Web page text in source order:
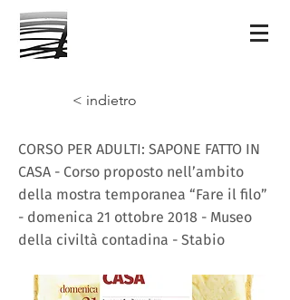
< indietro
CORSO PER ADULTI: SAPONE FATTO IN
CASA - Corso proposto nell’ambito
della mostra temporanea “Fare il filo”
- domenica 21 ottobre 2018 - Museo
della civiltà contadina - Stabio